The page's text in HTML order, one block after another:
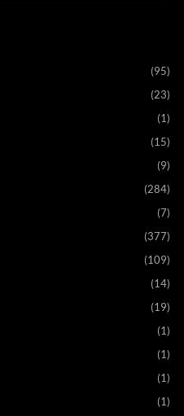
(95)
(23)
(1)
(15)
(9)
(284)
(7)
(377)
(109)
(14)
(19)
(1)
(1)
(1)
(1)